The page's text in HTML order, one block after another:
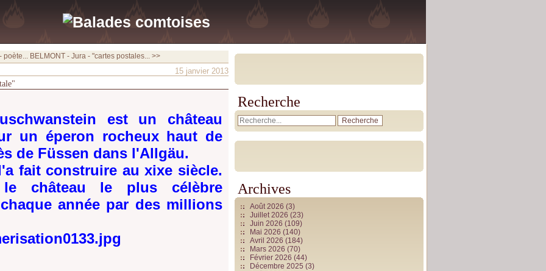
poète... BELMONT - Jura - "cartes postales... >>
15 janvier 2013
est un château
un éperon rocheux haut de
de Füssen dans l'Allgäu.
fait construire au xixe siècle.
le château le plus célèbre
année par des millions
Recherche
Archives
Août 2026 (3)
Juillet 2026 (23)
Juin 2026 (109)
Mai 2026 (140)
Avril 2026 (184)
Mars 2026 (70)
Février 2026 (44)
Décembre 2025 (3)